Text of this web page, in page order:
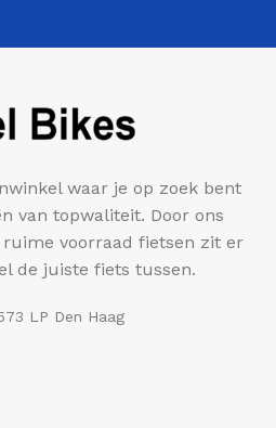
waar je op zoek bent
van topwaliteit. Door ons
voorraad fietsen zit er
de juiste fiets tussen.
LP Den Haag